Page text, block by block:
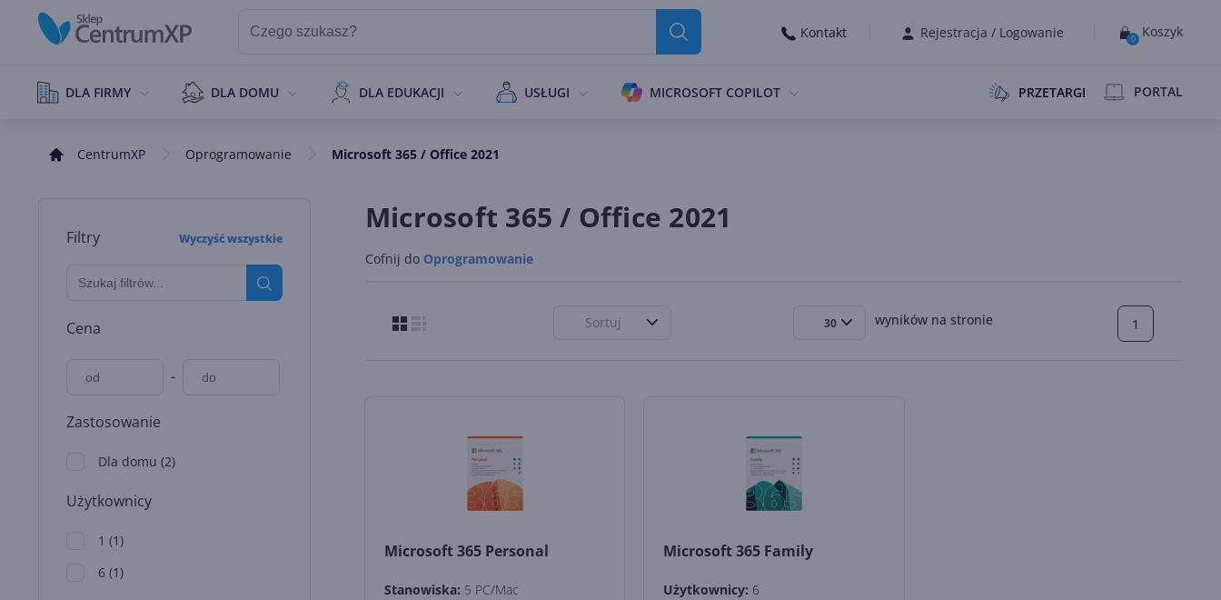
Kontakt Rejestracja / Logowanie 0 Koszyk
DLA FIRMY DLA DOMU DLA EDUKACJI USŁUGI MICROSOFT COPILOT PRZETARGI PORTAL
CentrumXP Oprogramowanie Microsoft 365 / Office 2021
Filtry Wyczyść wszystkie
Cena
-
Zastosowanie
Dla domu (2)
Użytkownicy
1 (1)
6 (1)
Microsoft 365 / Office 2021
Cofnij do Oprogramowanie
Sortuj 30 wyników na stronie 1
Microsoft 365 Personal
Stanowiska: 5 PC/Mac
Microsoft 365 Family
Użytkownicy: 6